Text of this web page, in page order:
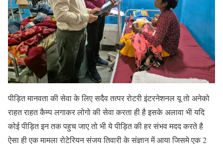
पीड़ित मानवता की सेवा के लिए सदैव तत्पर रोटरी इंटरनेशनल यू तो अनेको
राहत राहत कैम्प लगाकर लोगो की सेवा करता ही है इसके अलावा भी यदि
कोई पीड़ित इन तक पहुच जाए तो भी ये पीड़ित की हर संभव मदद करते है
ऐसा ही एक मामला रोटेरियन संजय तिवारी के संज्ञान में आया जिसमे एक 2